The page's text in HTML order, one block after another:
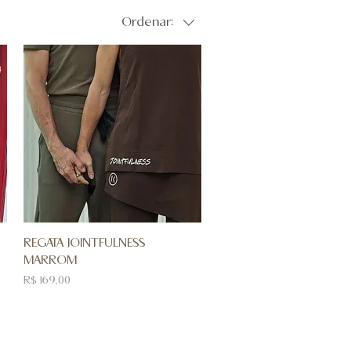
Ordenar:
REGATA JOINTFULNESS
MARROM
Preço
R$ 169,00